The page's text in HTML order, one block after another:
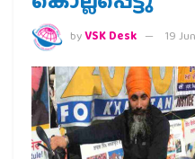
byVSK Desk 19